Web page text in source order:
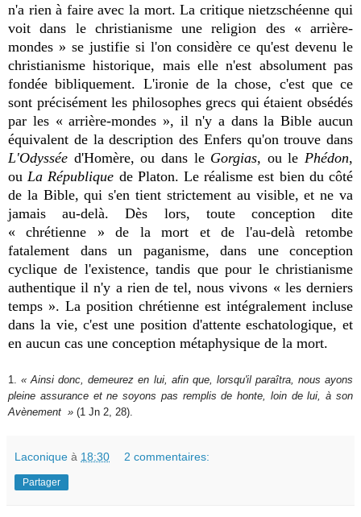
n'a rien à faire avec la mort. La critique nietzschéenne qui
voit dans le christianisme une religion des « arrière-
mondes » se justifie si l'on considère ce qu'est devenu le
christianisme historique, mais elle n'est absolument pas
fondée bibliquement. L'ironie de la chose, c'est que ce
sont précisément les philosophes grecs qui étaient obsédés
par les « arrière-mondes », il n'y a dans la Bible aucun
équivalent de la description des Enfers qu'on trouve dans
L'Odyssée d'Homère, ou dans le Gorgias, ou le Phédon,
ou La République de Platon. Le réalisme est bien du côté
de la Bible, qui s'en tient strictement au visible, et ne va
jamais au-delà. Dès lors, toute conception dite
« chrétienne » de la mort et de l'au-delà retombe
fatalement dans un paganisme, dans une conception
cyclique de l'existence, tandis que pour le christianisme
authentique il n'y a rien de tel, nous vivons « les derniers
temps ». La position chrétienne est intégralement incluse
dans la vie, c'est une position d'attente eschatologique, et
en aucun cas une conception métaphysique de la mort.
1.« Ainsi donc, demeurez en lui, afin que, lorsqu'il paraîtra, nous ayons
pleine assurance et ne soyons pas remplis de honte, loin de lui, à son
Avènement » (1 Jn 2, 28).
Laconique à 18:30 2 commentaires:
Partager